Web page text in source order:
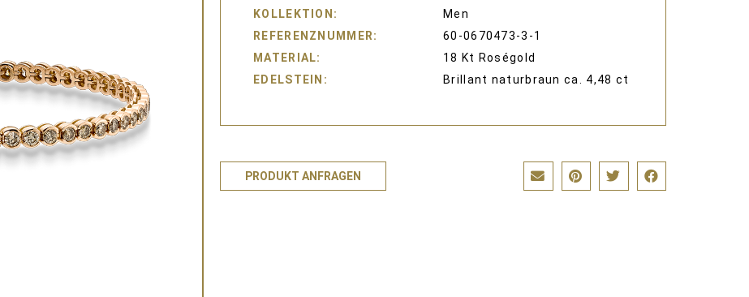
KOLLEKTION
Men
REFERENZNUMMER
60-0670473-3-1
MATERIAL
18 Kt Roségold
EDELSTEIN
Brillant naturbraun ca. 4,48 ct
PRODUKT ANFRAGEN